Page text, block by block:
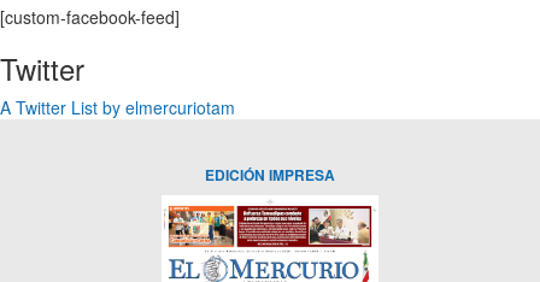
[custom-facebook-feed]
Twitter
A Twitter List by elmercuriotam
EDICIÓN IMPRESA